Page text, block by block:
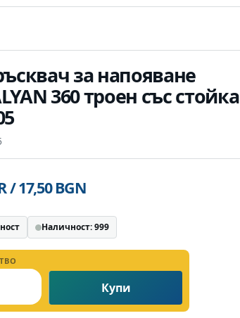
за напояване
360 троен със стойка
/ 17,50 BGN
Наличност: 999
Купи